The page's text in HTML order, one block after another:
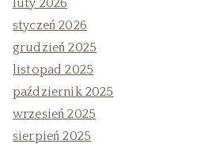
luty 2026
styczeń 2026
grudzień 2025
listopad 2025
październik 2025
wrzesień 2025
sierpień 2025